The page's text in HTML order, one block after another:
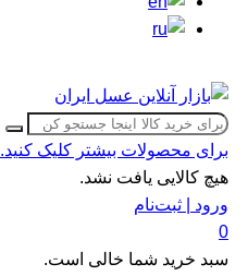
برای محصولات بیشتر کلیک کنید.
هیچ کالایی یافت نشد.
ورود | ثبت‌نام
0
سبد خرید شما خالی است.